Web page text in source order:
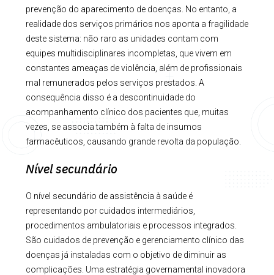
prevenção do aparecimento de doenças. No entanto, a
realidade dos serviços primários nos aponta a fragilidade
deste sistema: não raro as unidades contam com
equipes multidisciplinares incompletas, que vivem em
constantes ameaças de violência, além de profissionais
mal remunerados pelos serviços prestados. A
consequência disso é a descontinuidade do
acompanhamento clínico dos pacientes que, muitas
vezes, se associa também à falta de insumos
farmacêuticos, causando grande revolta da população.
Nível secundário
O nível secundário de assistência à saúde é
representando por cuidados intermediários,
procedimentos ambulatoriais e processos integrados.
São cuidados de prevenção e gerenciamento clínico das
doenças já instaladas com o objetivo de diminuir as
complicações. Uma estratégia governamental inovadora